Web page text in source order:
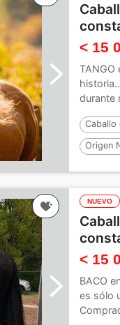
< 15
TANGO
durante
Caballo
Origen
NUEVO
< 15
BACO
es sólo